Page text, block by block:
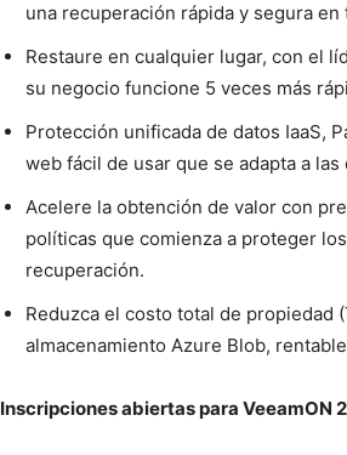
una recuperación rápida y segura en
Restaure en cualquier lugar, con el
su negocio funcione 5 veces más
Protección unificada de datos IaaS,
web fácil de usar que se adapta a
Acelere la obtención de valor con
políticas que comienza a proteger
recuperación.
Reduzca el costo total de propiedad
almacenamiento Azure Blob,
Inscripciones abiertas para VeeamON